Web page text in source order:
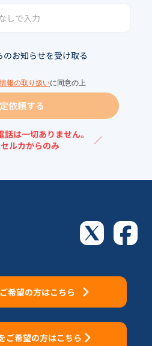
のお知らせを受け取る
報の取り扱いに同意の上
依頼する
話は一切ありません。
ルカからのみ
／
希望の方はこちら
ご希望の方はこちら